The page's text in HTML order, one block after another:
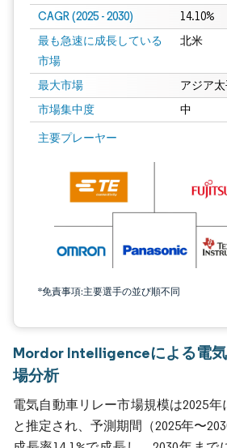
CAGR (2025 - 2030) 14.10%
最も急速に成長している
市場
北米
最大市場 アジア
市場集中度 中
主要プレーヤー
*免責事項:主要選手の並び順不同
Mordor Intelligenceによる電
場分析
電気自動車リレー市場規模は2025年
と推定され、予測期間（2025年〜